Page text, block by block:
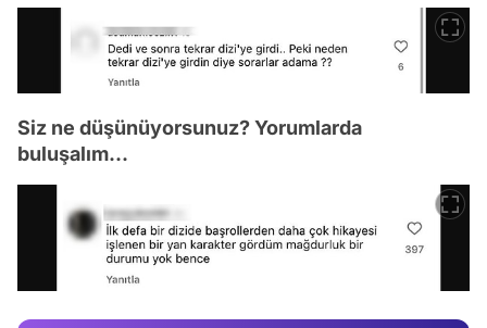
Siz ne düşünüyorsunuz? Yorumlarda
buluşalım...
Video